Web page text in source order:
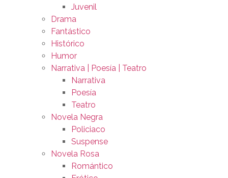
Juvenil
Drama
Fantástico
Histórico
Humor
Narrativa | Poesía | Teatro
Narrativa
Poesía
Teatro
Novela Negra
Policiaco
Suspense
Novela Rosa
Romántico